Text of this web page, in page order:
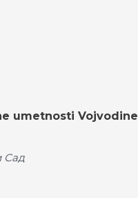
umetnosti Vojvodine
Сад